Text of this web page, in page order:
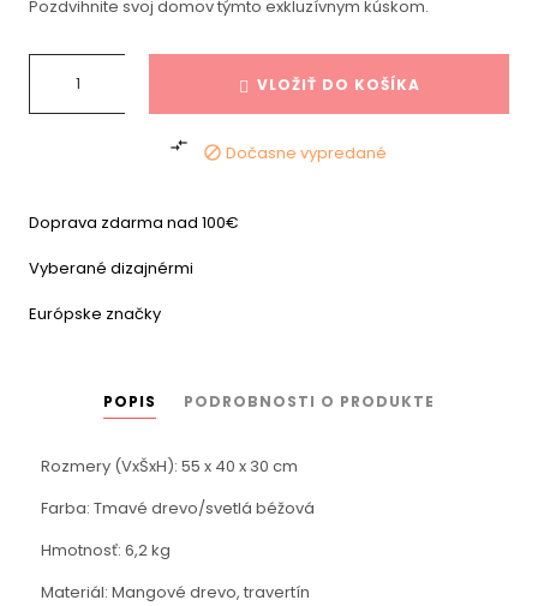
Pozdvihnite svoj domov týmto exkluzívnym kúskom.
VLOŽIŤ DO KOŠÍKA
  Dočasne vypredané
Doprava zdarma nad 100€
Vyberané dizajnérmi
Európske značky
POPIS PODROBNOSTI O PRODUKTE
Rozmery (VxŠxH): 55 x 40 x 30 cm
Farba: Tmavé drevo/svetlá béžová
Hmotnosť: 6,2 kg
Materiál: Mangové drevo, travertín